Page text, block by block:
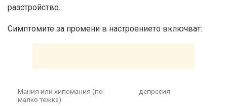
разстройство.
Симптомите за промени в настроението включват:
Мания или хипомания (по-
малко тежка)
депресия